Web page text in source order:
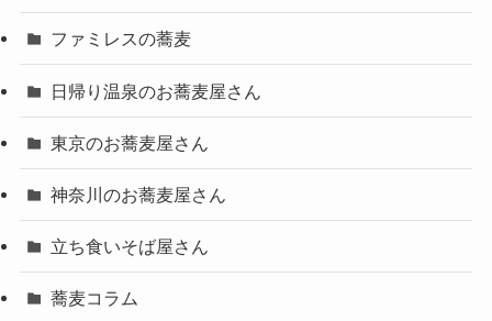
ファミレスの蕎麦
日帰り温泉のお蕎麦屋さん
東京のお蕎麦屋さん
神奈川のお蕎麦屋さん
立ち食いそば屋さん
蕎麦コラム